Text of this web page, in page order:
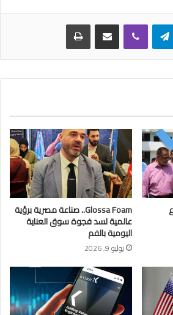
تيلقرام
Glossa Foam.. صناعة مصرية برؤية
عالمية لسد فجوة سوق العناية
اليومية بالفم
يوليو 9, 2026